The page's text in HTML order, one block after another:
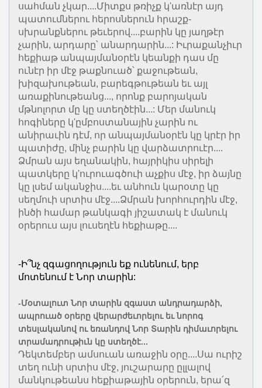
սահման չկար....Միտքս թռիչք կ'առնէր այդ
պատումներու հերոսներուն հրաշք-
սխրանքներու թեւերով....բարին կը յաղթէր
չարին, արդարը՝ անարդարին...: Իւրաքանչիւր
հեքիաթ անպայմանօրէն կեանքի դաս մը
ունէր իր մէջ թաքնուած՝ քաջութեան,
խիզախութեան, բարեգթութեան եւ այլ
առաքինութեանց..., որոնք բարոյական
մթնոլորտ մը կը ստեղծէին...: Մեր մանուկ
հոգիները կ'ըմբոստանային չարին ու
անիրաւին դէմ, որ անպայմանօրէն կը կրէր իր
պատիժը, մինչ բարին կը վարձատրուէր....
Ձմրան այս եղանակին, հայրիկիս սիրելի
պատկերը կ'ուրուագծուի աչքիս մէջ, իր ձայնը
կը լսեմ ականջիս....եւ անհուն կարօտը կը
սեղմուի սրտիս մէջ....Ձմրան խորհուրդին մէջ,
ինծի համար թանկագի յիշատակ է մանուկ
օրերուս այս լուսեղէն հեքիաթը....
-Ի՞նչ զգացողություն եք ունենում, երբ
մոտենում է Նոր տարին:
-Մօտալուտ Նոր տարին զգաստ անդրադարձի,
ապրուած օրերը վերարժեւորելու եւ նորոգ
տեսլականով ու եռանդով Նոր Տարին դիմաւորելու
տրամադրութիւն կը ստեղծէ...
Դեկտեմբեր ամսուան առաջին օրը....Սա ուրիշ
տեղ ունի սրտիս մէջ, յուշարարը ըլլալով
մանկութեանս հեքիաթային օրերուն, երա՛զ